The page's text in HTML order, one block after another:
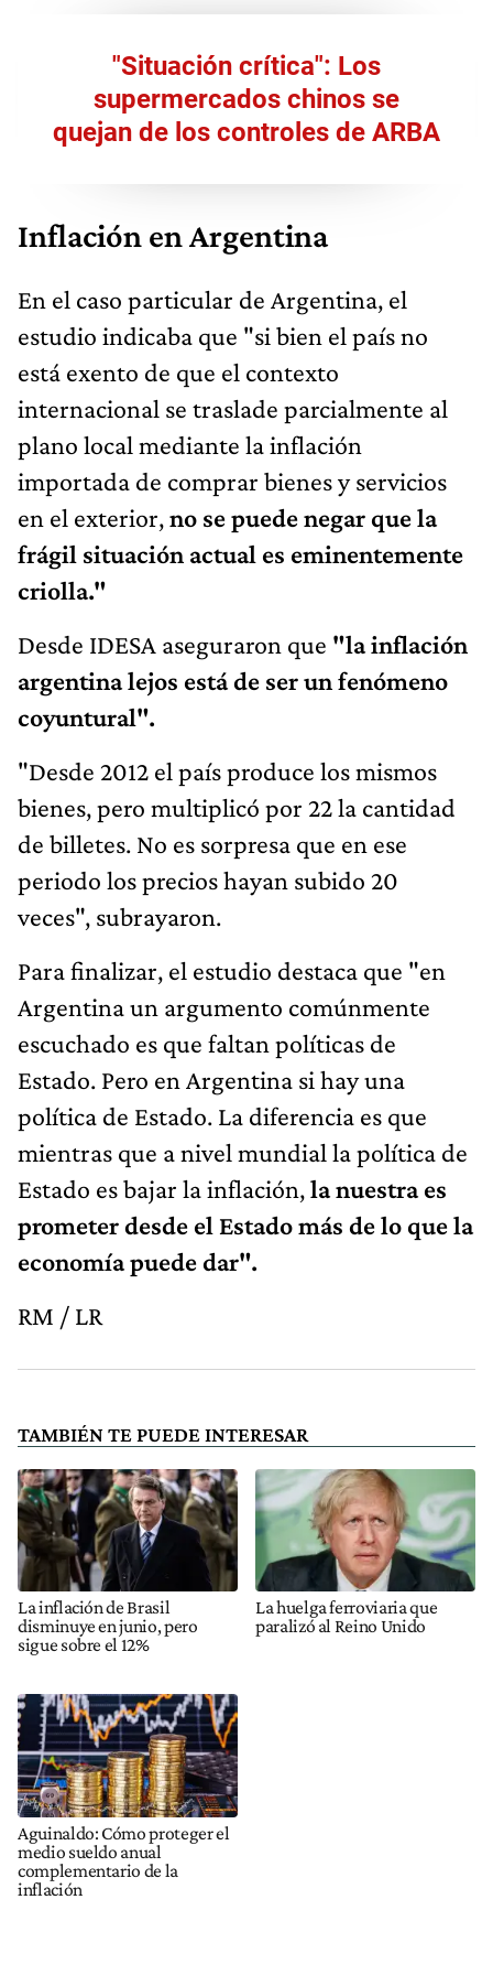
"Situación crítica": Los
supermercados chinos se
quejan de los controles de ARBA
Inflación en Argentina
En el caso particular de Argentina, el
estudio indicaba que "si bien el país no
está exento de que el contexto
internacional se traslade parcialmente al
plano local mediante la inflación
importada de comprar bienes y servicios
en el exterior,no se puede negar que la
frágil situación actual es eminentemente
criolla."
Desde IDESA aseguraron que "la inflación
argentina lejos está de ser un fenómeno
coyuntural".
"Desde 2012 el país produce los mismos
bienes, pero multiplicó por 22 la cantidad
de billetes. No es sorpresa que en ese
periodo los precios hayan subido 20
veces", subrayaron.
Para finalizar, el estudio destaca que "en
Argentina un argumento comúnmente
escuchado es que faltan políticas de
Estado. Pero en Argentina si hay una
política de Estado. La diferencia es que
mientras que a nivel mundial la política de
Estado es bajar la inflación,la nuestra es
prometer desde el Estado más de lo que la
economía puede dar".
RM / LR
TAMBIÉN TE PUEDE INTERESAR
La inflación de Brasil
disminuye en junio, pero
sigue sobre el 12%
La huelga ferroviaria que
paralizó al Reino Unido
Aguinaldo: Cómo proteger el
medio sueldo anual
complementario de la
inflación